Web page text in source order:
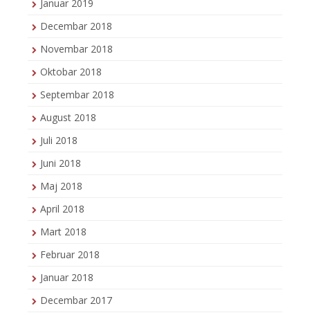
Januar 2019
Decembar 2018
Novembar 2018
Oktobar 2018
Septembar 2018
August 2018
Juli 2018
Juni 2018
Maj 2018
April 2018
Mart 2018
Februar 2018
Januar 2018
Decembar 2017